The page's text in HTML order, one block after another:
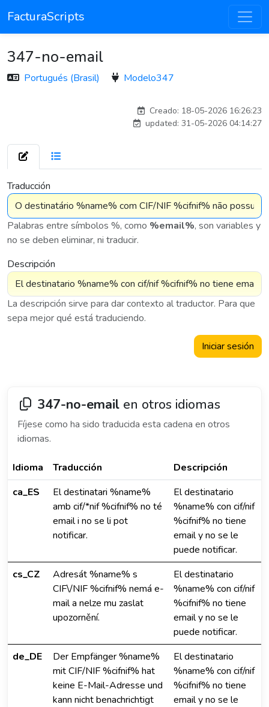
FacturaScripts
347-no-email
Portugués (Brasil) Modelo347
Creado: 18-05-2026 16:26:23
updated: 31-05-2026 04:14:27
Traducción
Palabras entre símbolos %, como %email%, son variables y
no se deben eliminar, ni traducir.
Descripción
La descripción sirve para dar contexto al traductor. Para que
sepa mejor qué está traduciendo.
Iniciar sesión
347-no-email en otros idiomas
Fíjese como ha sido traducida esta cadena en otros
idiomas.
Idioma Traducción
Descripción
ca_ES
El destinatari %name%
amb cif/*nif %cifnif% no té
email i no se li pot
notificar.
El destinatario
%name% con cif/nif
%cifnif% no tiene
email y no se le
puede notificar.
cs_CZ
Adresát %name% s
CIF\/NIF %cifnif% nemá e-
mail a nelze mu zaslat
upozornění.
El destinatario
%name% con cif/nif
%cifnif% no tiene
email y no se le
puede notificar.
de_DE
Der Empfänger %name%
mit CIF/NIF %cifnif% hat
keine E-Mail-Adresse und
kann nicht benachrichtigt
El destinatario
%name% con cif/nif
%cifnif% no tiene
email y no se le